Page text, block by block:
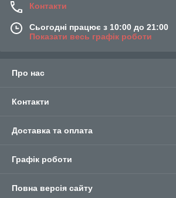
Контакти
Сьогодні працює з 10:00 до 21:00
Показати весь графік роботи
Про нас
Контакти
Доставка та оплата
Графік роботи
Повна версія сайту